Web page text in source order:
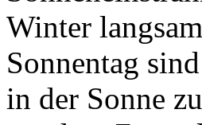
Winter
Sonnentag
in der Sonne